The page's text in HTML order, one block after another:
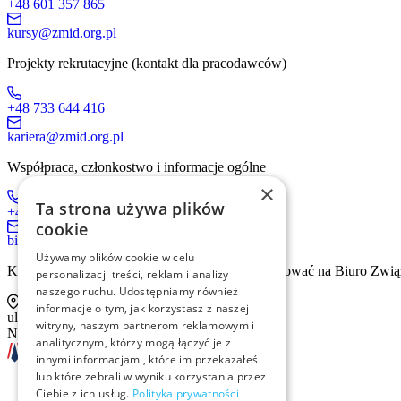
+48 601 357 865
kursy@zmid.org.pl
Projekty rekrutacyjne (kontakt dla pracodawców)
+48 733 644 416
kariera@zmid.org.pl
Współpraca, członkostwo i informacje ogólne
+48 519 536 405
biuro@zmid.org.pl
Kontakt tradycyjną drogą pocztową prosimy kierować na Biuro
ul. Sienna 93 lok. 2, 00-815 Warszawa
NIP: 526-13-30-874
×
Ta strona używa plików
cookie
Używamy plików cookie w celu
personalizacji treści, reklam i analizy
naszego ruchu. Udostępniamy również
informacje o tym, jak korzystasz z naszej
witryny, naszym partnerom reklamowym i
analitycznym, którzy mogą łączyć je z
innymi informacjami, które im przekazałeś
lub które zebrali w wyniku korzystania przez
Ciebie z ich usług. Polityka prywatności